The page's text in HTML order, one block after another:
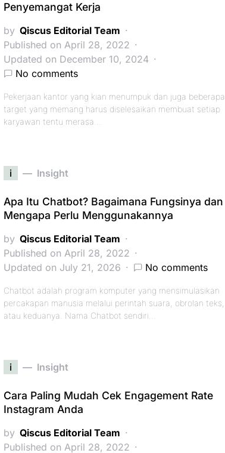
Penyemangat Kerja
by Qiscus Editorial Team
Published on April 28, 2022
Updated on December 10, 2024
No comments
Pekerjaan kantor yang kian menumpuk dan juga beberapa
target yang memang harus diselesaikan membuat setiap
karyawan tentu merasa…
i Insight
Apa Itu Chatbot? Bagaimana Fungsinya dan
Mengapa Perlu Menggunakannya
by Qiscus Editorial Team
Published on April 28, 2022
Updated on July 21, 2026
No comments
Chatbot adalah program komputer yang mensimulasikan
percakapan manusia melalui perintah suara, obrolan teks,
atau keduanya. Nama Chatbot sendiri…
i Insight
Cara Paling Mudah Cek Engagement Rate
Instagram Anda
by Qiscus Editorial Team
Published on April 28, 2022